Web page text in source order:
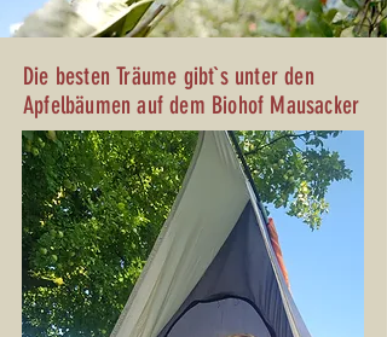
Die besten Träume gibt`s unter den
Apfelbäumen auf dem Biohof Mausacker